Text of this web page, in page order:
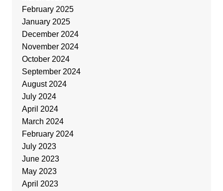
February 2025
January 2025
December 2024
November 2024
October 2024
September 2024
August 2024
July 2024
April 2024
March 2024
February 2024
July 2023
June 2023
May 2023
April 2023